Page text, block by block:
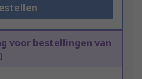
voor bestellingen van